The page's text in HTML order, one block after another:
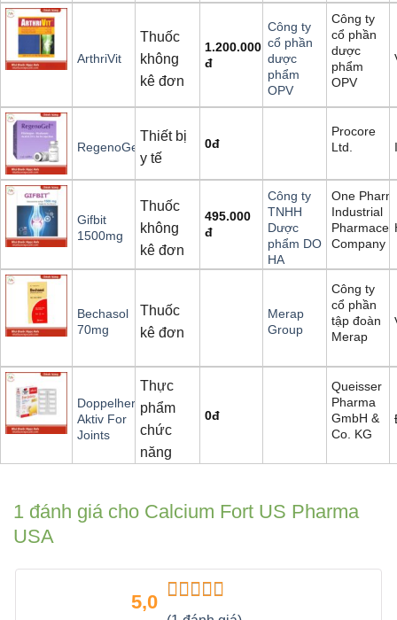
ArthriVit
Thuốc
không
kê đơn
1.200.000
đ
Công ty
cổ phần
dược
phẩm
OPV
Công ty
cổ phần
dược
phẩm
OPV
RegenoGel
Thiết bị
y tế
0đ
Procore
Ltd.
Gifbit
1500mg
Thuốc
không
kê đơn
495.000
đ
Công ty
TNHH
Dược
phẩm DO
HA
One
Industrial
Company
Bechasol
70mg
Thuốc
kê đơn
Merap
Group
Công ty
cổ phần
tập đoàn
Merap
Doppelherz
Aktiv For
Joints
Thực
phẩm
chức
năng
0đ
Queisser
Pharma
GmbH &
Co. KG
1 đánh giá cho Calcium Fort US Pharma
USA
5,0